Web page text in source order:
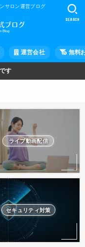
サロン運営ブログ
運営会社 無料
SEARCH
す
ライブ動画配信
セキュリティ対策